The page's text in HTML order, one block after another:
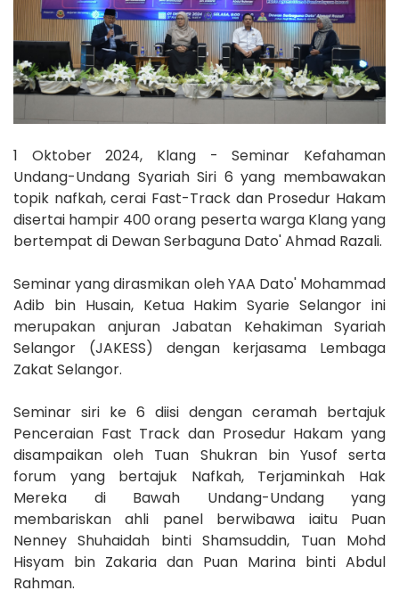
1 Oktober 2024, Klang - Seminar Kefahaman
Undang-Undang Syariah Siri 6 yang membawakan
topik nafkah, cerai Fast-Track dan Prosedur Hakam
disertai hampir 400 orang peserta warga Klang yang
bertempat di Dewan Serbaguna Dato' Ahmad Razali.
Seminar yang dirasmikan oleh YAA Dato' Mohammad
Adib bin Husain, Ketua Hakim Syarie Selangor ini
merupakan anjuran Jabatan Kehakiman Syariah
Selangor (JAKESS) dengan kerjasama Lembaga
Zakat Selangor.
Seminar siri ke 6 diisi dengan ceramah bertajuk
Penceraian Fast Track dan Prosedur Hakam yang
disampaikan oleh Tuan Shukran bin Yusof serta
forum yang bertajuk Nafkah, Terjaminkah Hak
Mereka di Bawah Undang-Undang yang
membariskan ahli panel berwibawa iaitu Puan
Nenney Shuhaidah binti Shamsuddin, Tuan Mohd
Hisyam bin Zakaria dan Puan Marina binti Abdul
Rahman.